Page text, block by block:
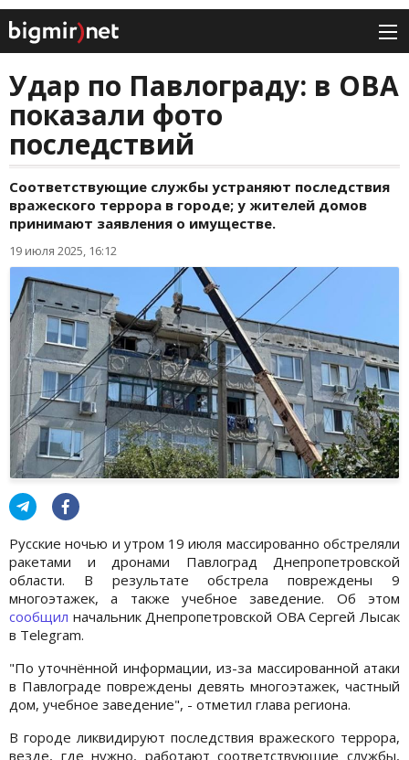
Удар по Павлограду: в ОВА
показали фото
последствий
Соответствующие службы устраняют последствия
вражеского террора в городе; у жителей домов
принимают заявления о имуществе.
19 июля 2025, 16:12
Русские ночью и утром 19 июля массированно обстреляли
ракетами и дронами Павлоград Днепропетровской
области. В результате обстрела повреждены 9
многоэтажек, а также учебное заведение. Об этом
сообщил начальник Днепропетровской ОВА Сергей Лысак
в Telegram.
"По уточнённой информации, из-за массированной атаки
в Павлограде повреждены девять многоэтажек, частный
дом, учебное заведение", - отметил глава региона.
В городе ликвидируют последствия вражеского террора,
везде, где нужно, работают соответствующие службы,